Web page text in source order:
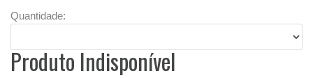
Quantidade:
Produto Indisponível